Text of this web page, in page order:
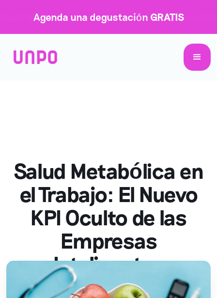
Agenda una degustación GRATIS
Salud Metabólica en
el Trabajo: El Nuevo
KPI Oculto de las
Empresas
Inteligentes
Fernando Gastral